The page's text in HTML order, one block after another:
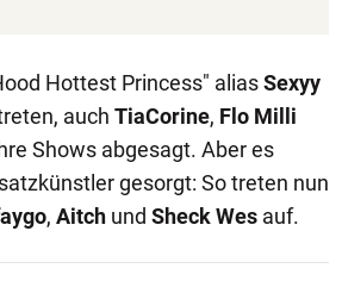
Hottest Princess" aliasSexyy
auch TiaCorine, Flo Milli
Shows abgesagt. Aber es
gesorgt: So treten nun
, Aitch und Sheck Wes auf.